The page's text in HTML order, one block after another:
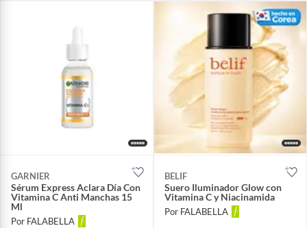
GARNIER
Sérum Express Aclara Día Con
Vitamina C Anti Manchas 15
Ml
Por FALABELLA
BELIF
Suero Iluminador Glow con
Vitamina C y Niacinamida
Por FALABELLA